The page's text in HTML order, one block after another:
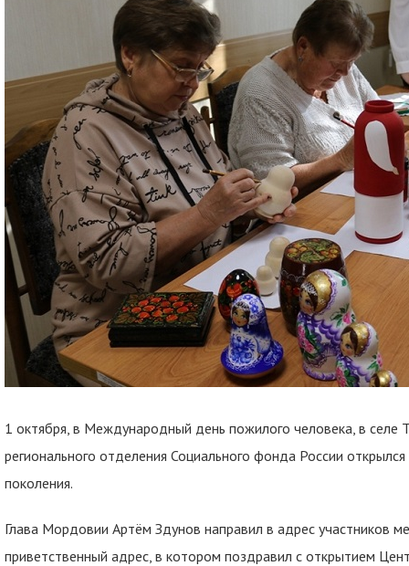
1 октября, в Международный день пожилого человека, в селе
регионального отделения Социального фонда России
поколения.
Глава Мордовии Артём Здунов направил в адрес участников
приветственный адрес, в котором поздравил с открытием